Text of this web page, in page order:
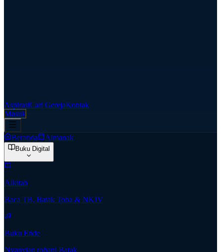
AspirasiCari GerejaKontak
Masuk
Beranda Almanak
Buku Digital
Alkitab
Baca TB, Batak Toba & NKJV
Buku Ende
Nyanyian rohani Batak